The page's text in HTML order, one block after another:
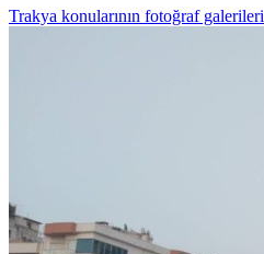
Trakya konularının fotoğraf galerileri